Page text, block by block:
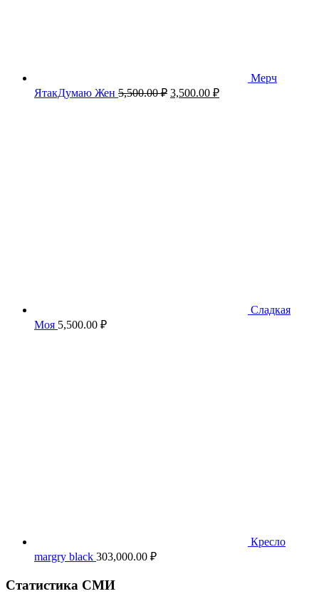
Мерч
ЯтакДумаю Жен 5,500.00₽ Первоначальная
3,500.00 ₽Текущая
Сладкая
Моя 5,500.00 ₽
Кресло
margry black 303,000.00 ₽
Статистика СМИ